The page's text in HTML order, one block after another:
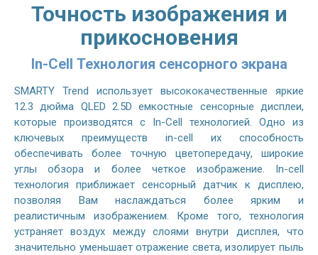
Точность изображения и
прикосновения
In-Cell Технология сенсорного экрана
SMARTY Trend использует высококачественные яркие
12.3 дюйма QLED 2.5D емкостные сенсорные дисплеи,
которые производятся с In-Cell технологией. Одно из
ключевых преимуществ in-cell их способность
обеспечивать более точную цветопередачу, широкие
углы обзора и более четкое изображение. In-cell
технология приближает сенсорный датчик к дисплею,
позволяя Вам наслаждаться более ярким и
реалистичным изображением. Кроме того, технология
устраняет воздух между слоями внутри дисплея, что
значительно уменьшает отражение света, изолирует пыль